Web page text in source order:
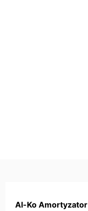
Al-Ko Amortyzator